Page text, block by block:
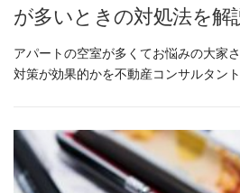
が多いときの対処法を解
アパートの空室が多くてお悩みの大家
対策が効果的かを不動産コンサルタン